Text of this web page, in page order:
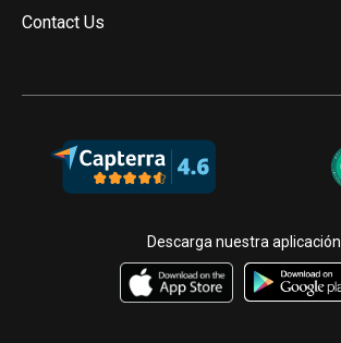
Contact Us
Descarga nuestra aplicación